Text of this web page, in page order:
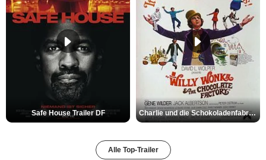
Safe House Trailer DF Charlie und die Schokoladenfabrik Trailer OV
Alle Top-Trailer